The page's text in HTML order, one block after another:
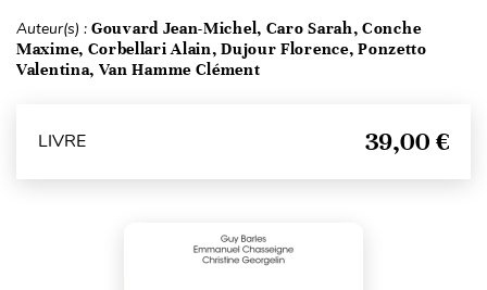
Auteur(s) : Gouvard Jean-Michel, Caro Sarah, Conche
Maxime, Corbellari Alain, Dujour Florence, Ponzetto
Valentina, Van Hamme Clément
LIVRE 39,00 €